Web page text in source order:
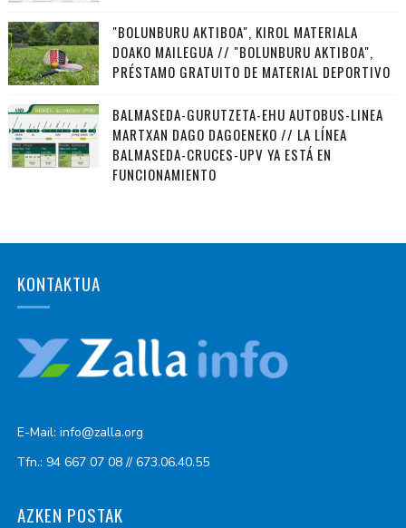
"BOLUNBURU AKTIBOA", KIROL MATERIALA
DOAKO MAILEGUA // "BOLUNBURU AKTIBOA",
PRÉSTAMO GRATUITO DE MATERIAL DEPORTIVO
BALMASEDA-GURUTZETA-EHU AUTOBUS-LINEA
MARTXAN DAGO DAGOENEKO // LA LÍNEA
BALMASEDA-CRUCES-UPV YA ESTÁ EN
FUNCIONAMIENTO
KONTAKTUA
E-Mail: info@zalla.org
Tfn.: 94 667 07 08 // 673.06.40.55
AZKEN POSTAK